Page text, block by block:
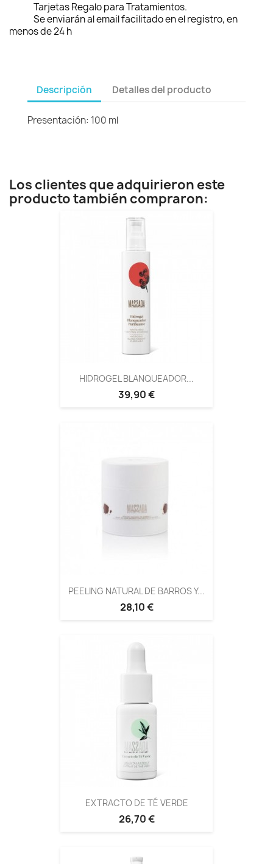
Tarjetas Regalo para Tratamientos.
Se enviarán al email facilitado en el registro, en
menos de 24 h
Descripción Detalles del producto
Presentación: 100 ml
Los clientes que adquirieron este
producto también compraron:
HIDROGEL BLANQUEADOR...
39,90 €
PEELING NATURAL DE BARROS Y...
28,10 €
EXTRACTO DE TÉ VERDE
26,70 €